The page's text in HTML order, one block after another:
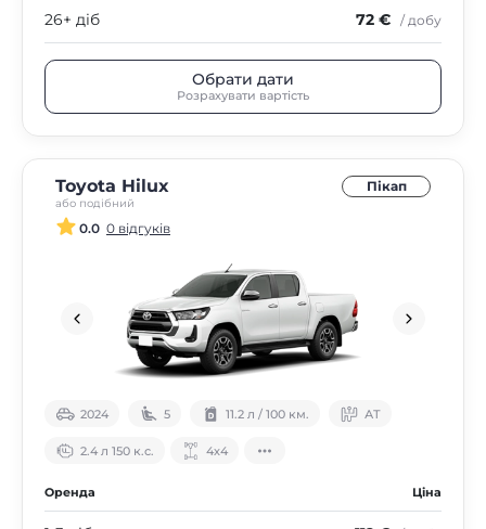
26+ діб 72 € / добу
Обрати дати
Розрахувати вартість
Toyota Hilux
або подібний
Пікап
0.0 0 відгуків
2024 5 11.2 л / 100 км. АТ
2.4 л 150 к.с. 4х4
Оренда Ціна